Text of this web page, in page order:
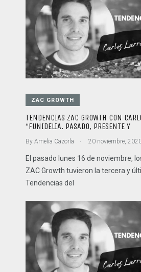
ZAC GROWTH
TENDENCIAS ZAC GROWTH CON
“FUNIDELIA. PASADO, PRESENTE Y
By Amelia Cazorla 20 noviembre,
El pasado lunes 16 de noviembre,
ZAC Growth tuvieron la tercera y
Tendencias del